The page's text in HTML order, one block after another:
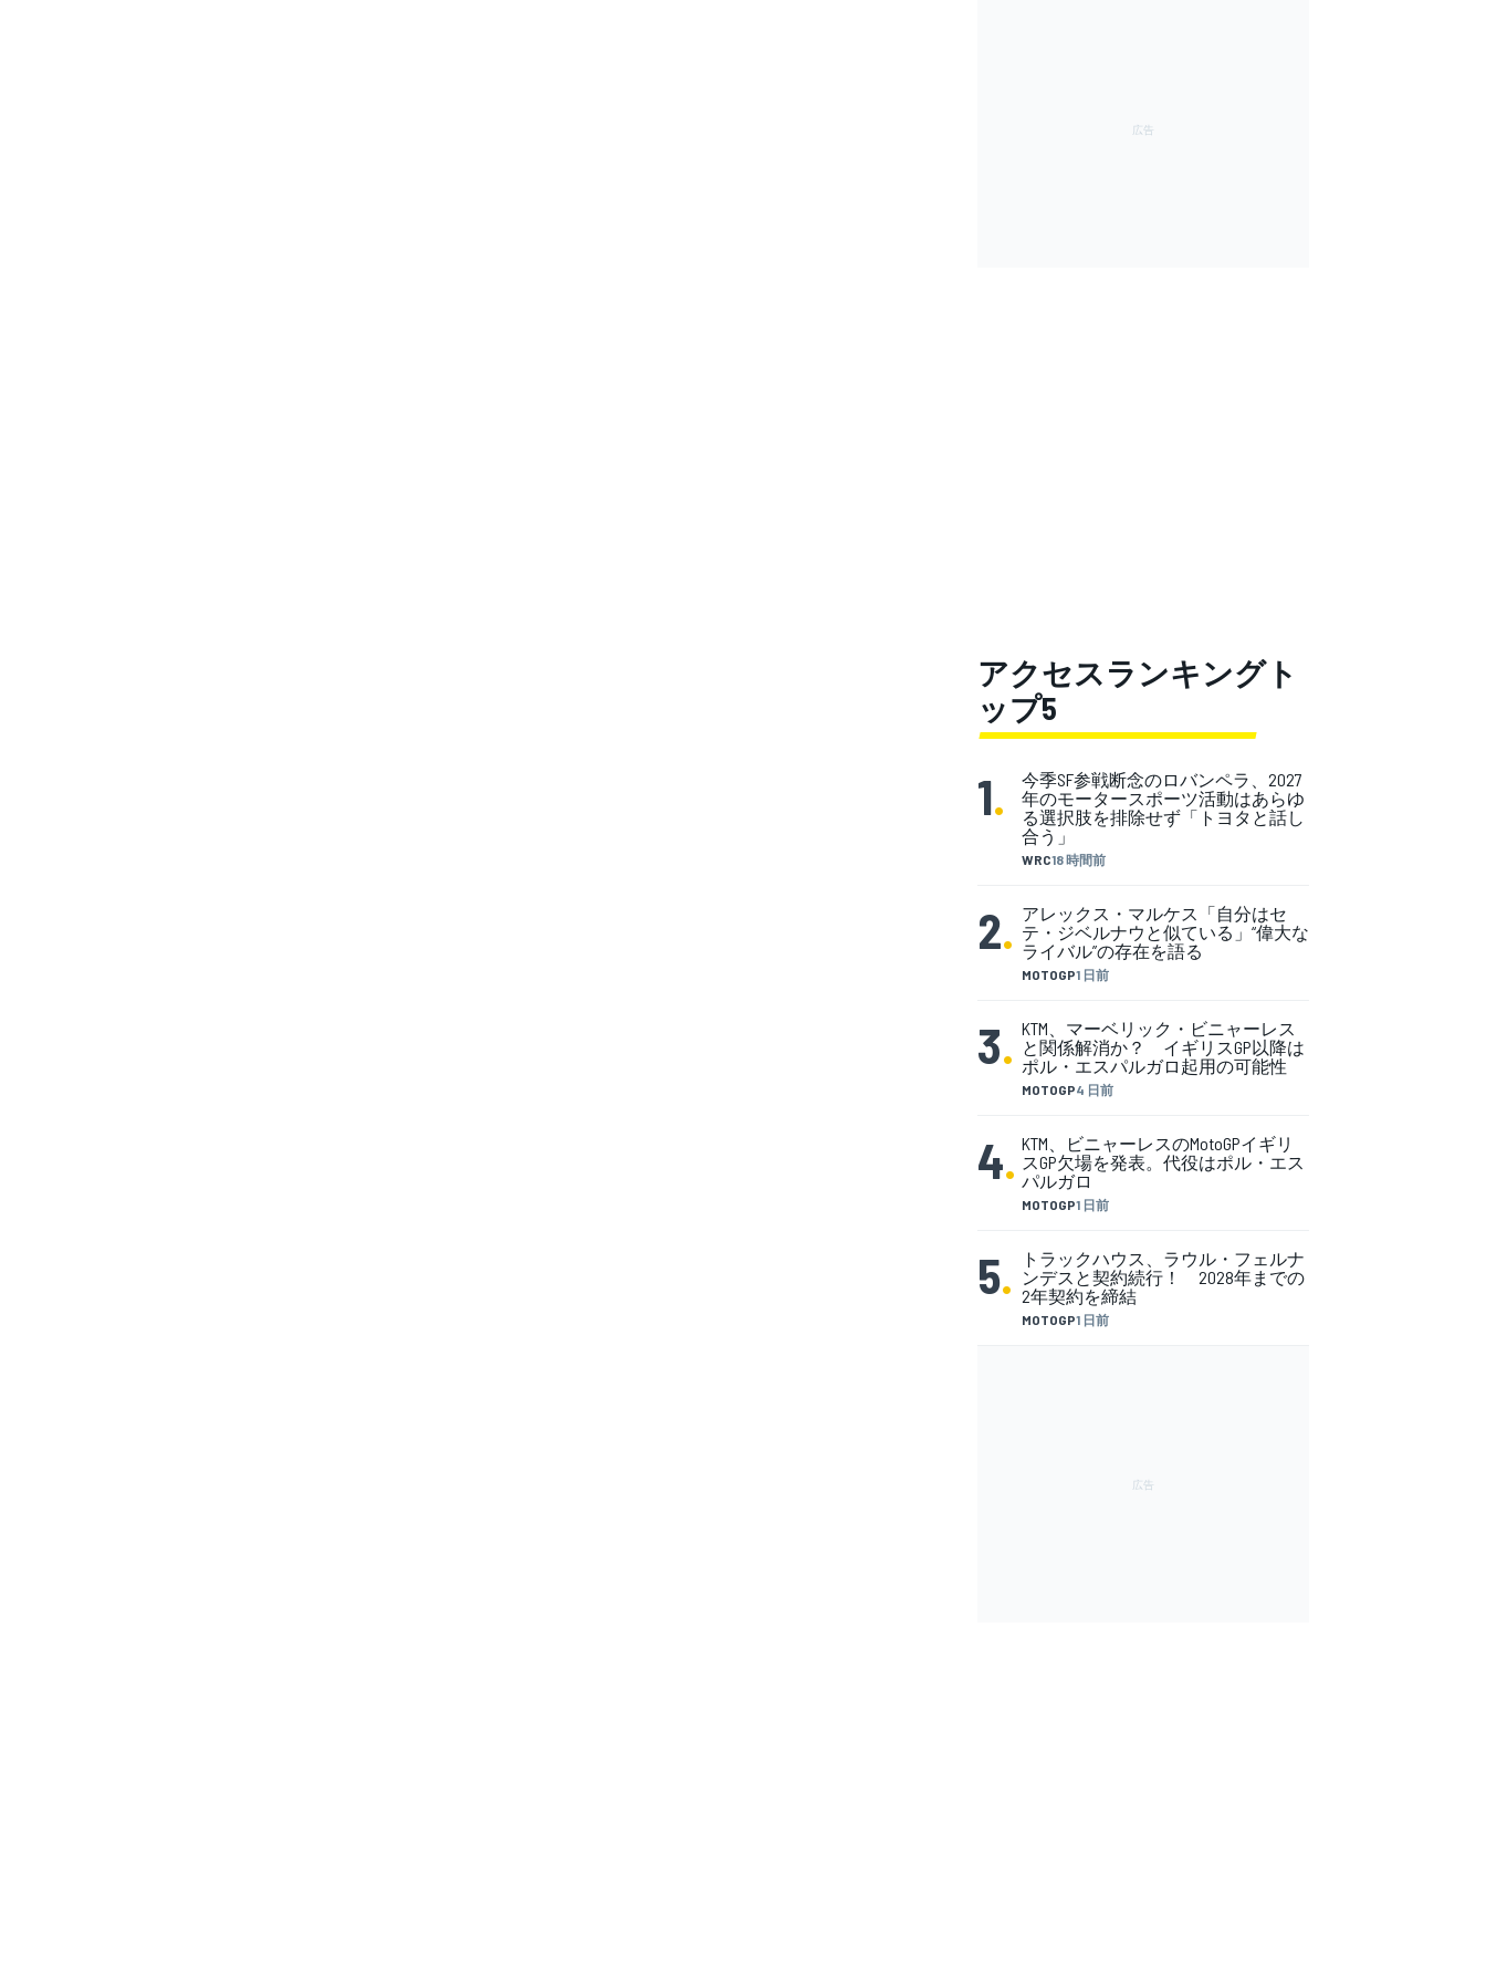
アクセスランキングト
ップ5
1.
WRC18 時間前
今季SF参戦断念のロバンペラ、2027
年のモータースポーツ活動はあらゆ
る選択肢を排除せず「トヨタと話し
合う」
2.
MOTOGP1 日前
アレックス・マルケス「自分はセ
テ・ジベルナウと似ている」“偉大な
ライバル”の存在を語る
3.
MOTOGP4 日前
KTM、マーベリック・ビニャーレス
と関係解消か？ イギリスGP以降は
ポル・エスパルガロ起用の可能性
4.
MOTOGP1 日前
KTM、ビニャーレスのMotoGPイギリ
スGP欠場を発表。代役はポル・エス
パルガロ
5.
MOTOGP1 日前
トラックハウス、ラウル・フェルナ
ンデスと契約続行！ 2028年までの
2年契約を締結